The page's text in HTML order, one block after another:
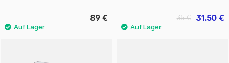
89 € 31.50 €
35 €